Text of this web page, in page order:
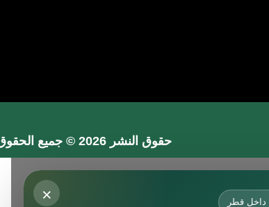
حقوق النشر 2026 © جميع الحقوق محفوظة
× داخل قطر